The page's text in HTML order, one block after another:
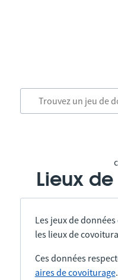
Lieux
Les jeux de
les lieux de
Ces données
aires de covoiturage.